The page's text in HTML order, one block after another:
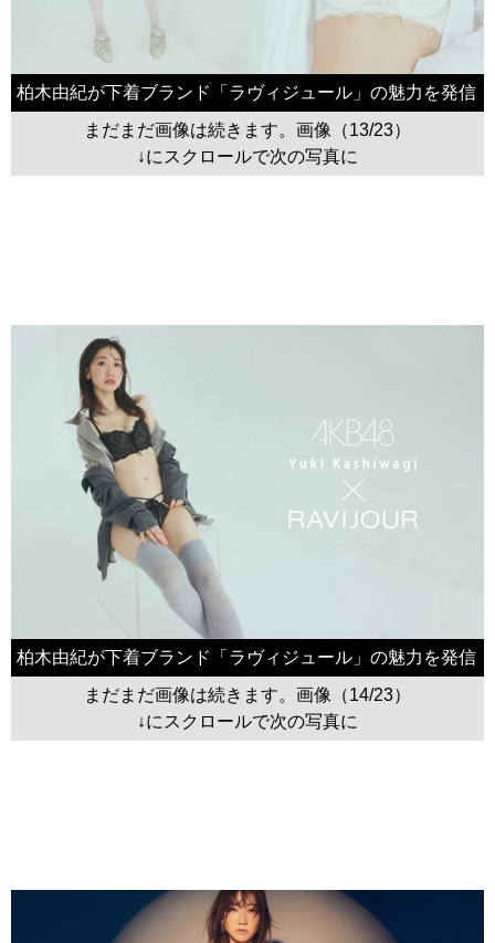
柏木由紀が下着ブランド「ラヴィジュール」の魅力を発信
まだまだ画像は続きます。画像（13/23）
↓にスクロールで次の写真に
柏木由紀が下着ブランド「ラヴィジュール」の魅力を発信
まだまだ画像は続きます。画像（14/23）
↓にスクロールで次の写真に